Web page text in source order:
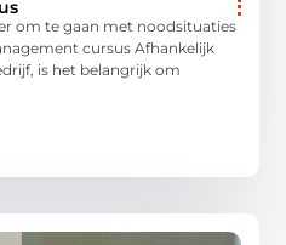
om te gaan met noodsituaties
cursus Afhankelijk
is het belangrijk om